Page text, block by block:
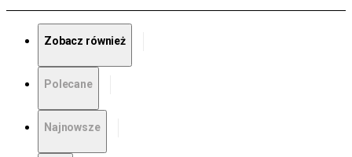
Zobacz również
Polecane
Najnowsze